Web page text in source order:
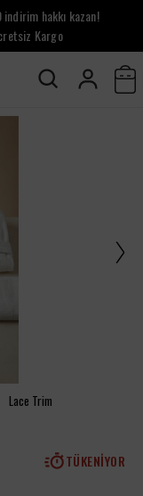
indirim hakkı kazan!
Kargo
Lace Trim
TÜKENIYOR